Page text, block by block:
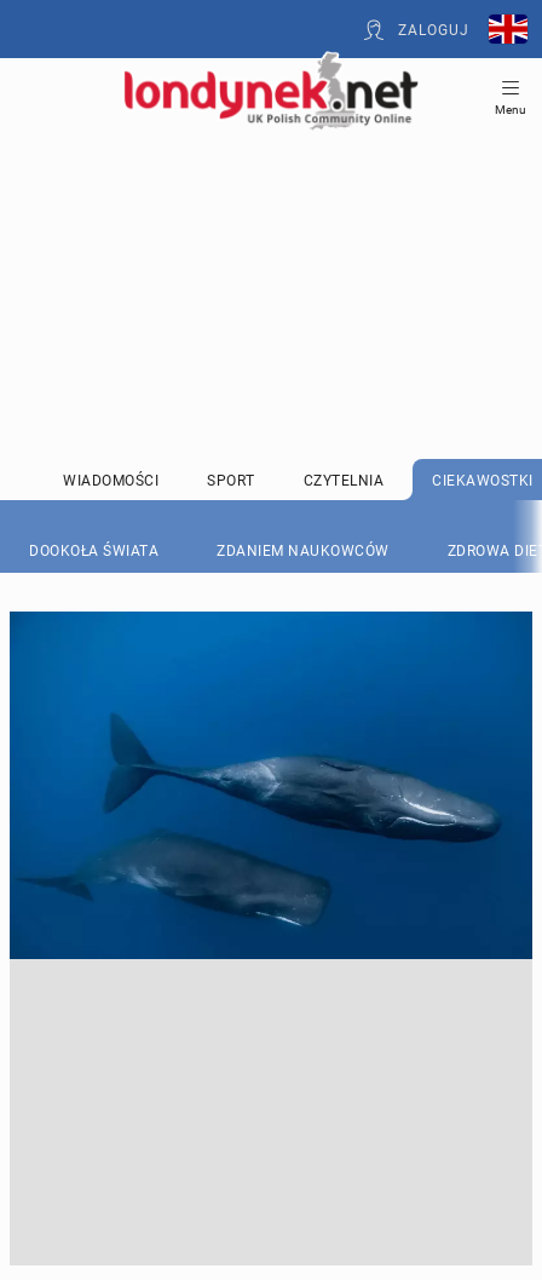
ZALOGUJ
Menu
WIADOMOŚCI SPORT CZYTELNIA CIEKAWOSTKI
DOOKOŁA ŚWIATA ZDANIEM NAUKOWCÓW ZDROWA